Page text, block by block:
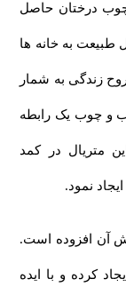
چوب درختان حاصل
طبیعت به خانه ها
زندگی به شمار
و چوب یک رابطه
متریال در کمد
نمود.
آن افزوده است.
کرده و با ایده